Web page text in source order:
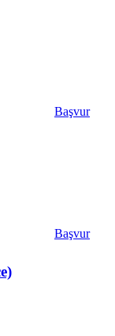
Başvur
Başvur